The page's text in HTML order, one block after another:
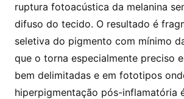
ruptura fotoacústica da melanina
difuso do tecido. O resultado é
seletiva do pigmento com mínimo
que o torna especialmente preciso
bem delimitadas e em fototipos
hiperpigmentação pós-inflamatória